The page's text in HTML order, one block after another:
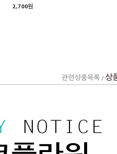
2,700원
관련상품목록/상